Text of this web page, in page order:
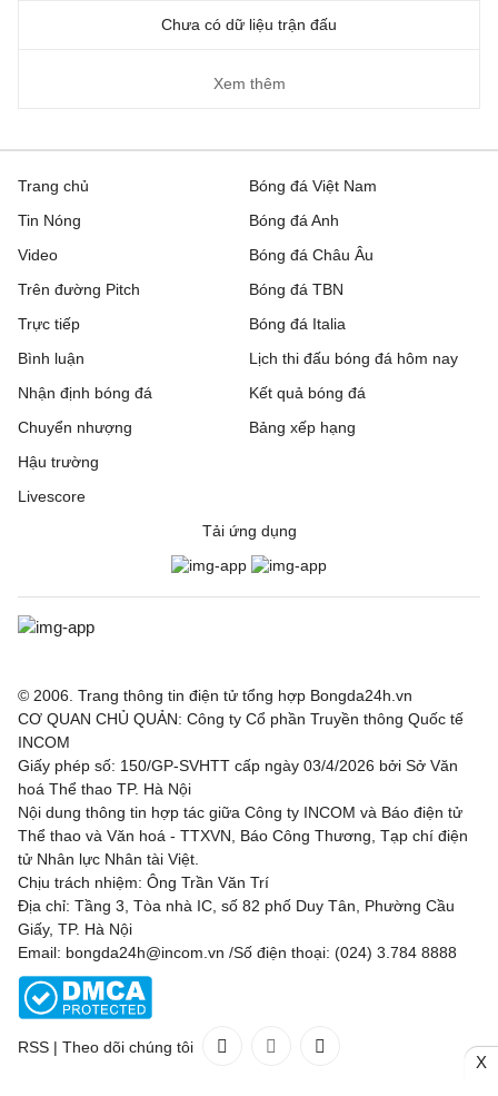
Chưa có dữ liệu trận đấu
Xem thêm
Trang chủ
Tin Nóng
Video
Trên đường Pitch
Trực tiếp
Bóng đá Việt Nam
Bóng đá Anh
Bóng đá Châu Âu
Bóng đá TBN
Bóng đá Italia
Bình luận
Nhận định bóng đá
Chuyển nhượng
Hậu trường
Livescore
Lịch thi đấu bóng đá hôm nay
Kết quả bóng đá
Bảng xếp hạng
Tải ứng dụng
© 2006. Trang thông tin điện tử tổng hợp Bongda24h.vn
CƠ QUAN CHỦ QUẢN: Công ty Cổ phần Truyền thông Quốc tế
INCOM
Giấy phép số: 150/GP-SVHTT cấp ngày 03/4/2026 bởi Sở Văn
hoá Thể thao TP. Hà Nội
Nội dung thông tin hợp tác giữa Công ty INCOM và Báo điện tử
Thể thao và Văn hoá - TTXVN, Báo Công Thương, Tạp chí điện
tử Nhân lực Nhân tài Việt.
Chịu trách nhiệm: Ông Trần Văn Trí
Địa chỉ: Tầng 3, Tòa nhà IC, số 82 phố Duy Tân, Phường Cầu
Giấy, TP. Hà Nội
Email: bongda24h@incom.vn /Số điện thoại: (024) 3.784 8888
RSS | Theo dõi chúng tôi
X